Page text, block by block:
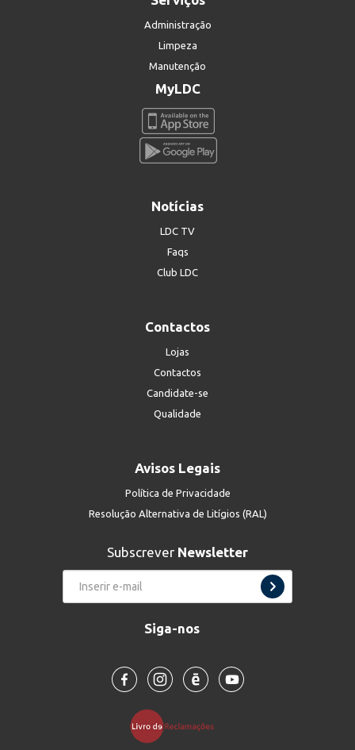
Administração
Limpeza
Manutenção
MyLDC
Notícias
LDC TV
Faqs
Club LDC
Contactos
Lojas
Contactos
Candidate-se
Qualidade
Avisos Legais
Política de Privacidade
Resolução Alternativa de Litígios (RAL)
Subscrever Newsletter
Siga-nos